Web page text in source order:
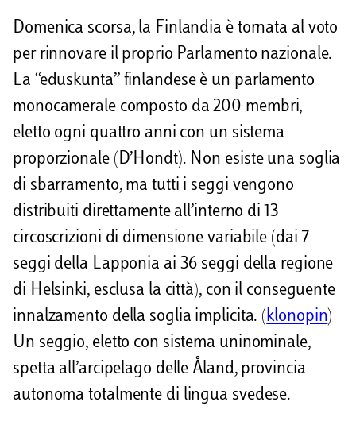
i
v
i
d
Domenica scorsa, la Finlandia è tornata al voto
per rinnovare il proprio Parlamento nazionale.
La “eduskunta” finlandese è un parlamento
monocamerale composto da 200 membri,
eletto ogni quattro anni con un sistema
proporzionale (D’Hondt). Non esiste una soglia
di sbarramento, ma tutti i seggi vengono
distribuiti direttamente all’interno di 13
circoscrizioni di dimensione variabile (dai 7
seggi della Lapponia ai 36 seggi della regione
di Helsinki, esclusa la città), con il conseguente
innalzamento della soglia implicita. (klonopin)
Un seggio, eletto con sistema uninominale,
spetta all’arcipelago delle Åland, provincia
autonoma totalmente di lingua svedese.